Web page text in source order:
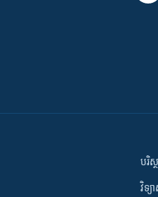
បរិស្
វិទ្យ